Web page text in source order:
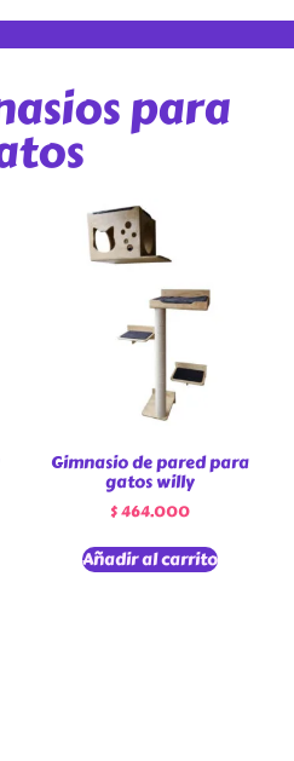
para
Gimnasio de pared para
gatos willy
$464.000
Añadir al carrito